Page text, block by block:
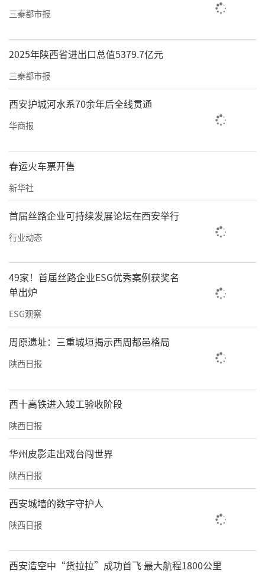
三秦都市报
2025年陕西省进出口总值5379.7亿元
三秦都市报
西安护城河水系70余年后全线贯通
华商报
春运火车票开售
新华社
首届丝路企业可持续发展论坛在西安举行
行业动态
49家！首届丝路企业ESG优秀案例获奖名
单出炉
ESG观察
周原遗址：三重城垣揭示西周都邑格局
陕西日报
西十高铁进入竣工验收阶段
陕西日报
华州皮影走出戏台闯世界
陕西日报
西安城墙的数字守护人
陕西日报
西安造空中“货拉拉”成功首飞 最大航程1800公里